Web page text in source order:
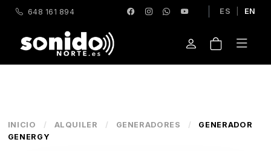
648 161 894 ES EN
INICIO / ALQUILER / GENERADORES /
GENERADOR
GENERGY